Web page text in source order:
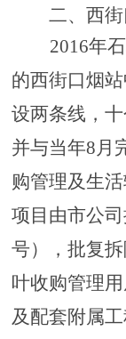
二、西
2016年
的西街口烟
设两条线，
并与当年8月
购管理及生
项目由市公
号），批复
叶收购管理
及配套附属